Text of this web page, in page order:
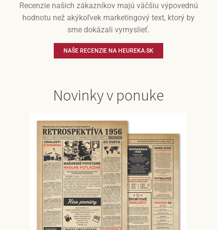
Recenzie našich zákazníkov majú väčšiu výpovednú
hodnotu než akýkoľvek marketingový text, ktorý by
sme dokázali vymyslieť.
NAŠE RECENZIE NA HEUREKA.SK
Novinky v ponuke